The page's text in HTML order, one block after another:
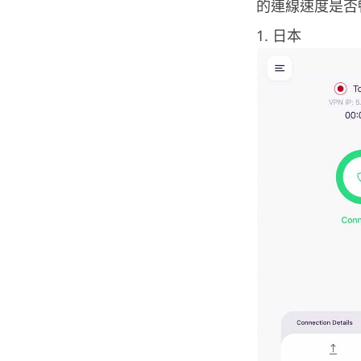
的連線速度是
1. 日本